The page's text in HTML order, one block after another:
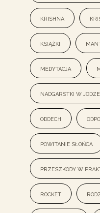
krishna
książki
medytacja
nadgarstki w jodze
oddech
powitanie słońca
przeszkody w
rocket